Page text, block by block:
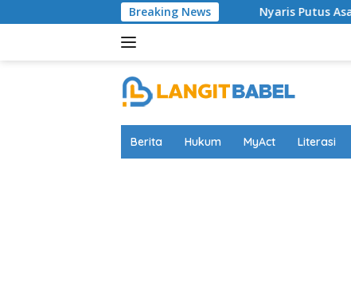
to
Breaking News
Nyaris Putus Asa Terkurung di Lapas
Berita Hukum MyAct Literasi